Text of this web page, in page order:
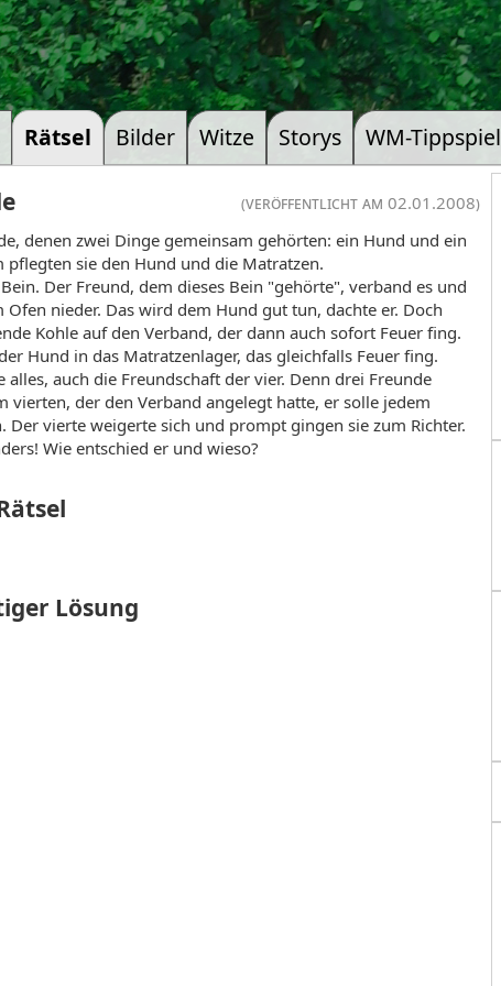
Rätsel Bilder Witze Storys WM-Tippspiel
(veröffentlicht am 02.01.2008)
denen zwei Dinge gemeinsam gehörten: ein Hund und ein
pflegten sie den Hund und die Matratzen.
Der Freund, dem dieses Bein "gehörte", verband es und
nieder. Das wird dem Hund gut tun, dachte er. Doch
Kohle auf den Verband, der dann auch sofort Feuer fing.
Hund in das Matratzenlager, das gleichfalls Feuer fing.
alles, auch die Freundschaft der vier. Denn drei Freunde
vierten, der den Verband angelegt hatte, er solle jedem
Der vierte weigerte sich und prompt gingen sie zum Richter.
Wie entschied er und wieso?
Lösung